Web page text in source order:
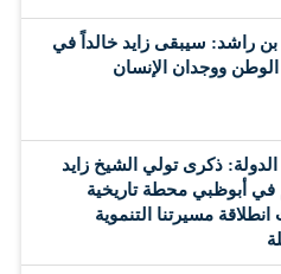
راشد: سيبقى زايد خالداً في
الوطن ووجدان الإنسان
ذكرى تولي الشيخ زايد
في أبوظبي محطة تاريخية
مسيرتنا التنموية